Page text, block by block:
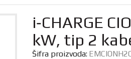
i‑CHARGE
kW, tip 2
Šifra proizvoda: